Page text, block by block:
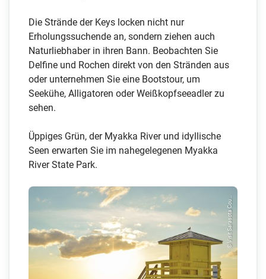
Die Strände der Keys locken nicht nur
Erholungssuchende an, sondern ziehen auch
Naturliebhaber in ihren Bann. Beobachten Sie
Delfine und Rochen direkt von den Stränden aus
oder unternehmen Sie eine Bootstour, um
Seekühe, Alligatoren oder Weißkopfseeadler zu
sehen.
Üppiges Grün, der Myakka River und idyllische
Seen erwarten Sie im nahegelegenen Myakka
River State Park.
© Visit Sarasota Cou...